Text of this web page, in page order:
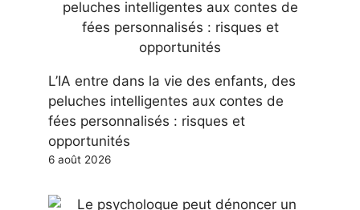
L’IA entre dans la vie des enfants, des
peluches intelligentes aux contes de
fées personnalisés : risques et
opportunités
6 août 2026